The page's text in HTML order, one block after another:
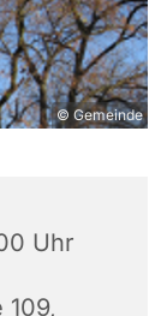
© Gemeinde
Uhr